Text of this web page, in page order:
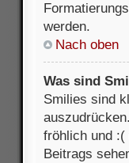
werden.
Nach oben
Was sind
Smilies sind
fröhlich und
Beitrags